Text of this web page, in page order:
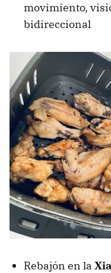
movimiento,
bidireccional
Rebajón en la